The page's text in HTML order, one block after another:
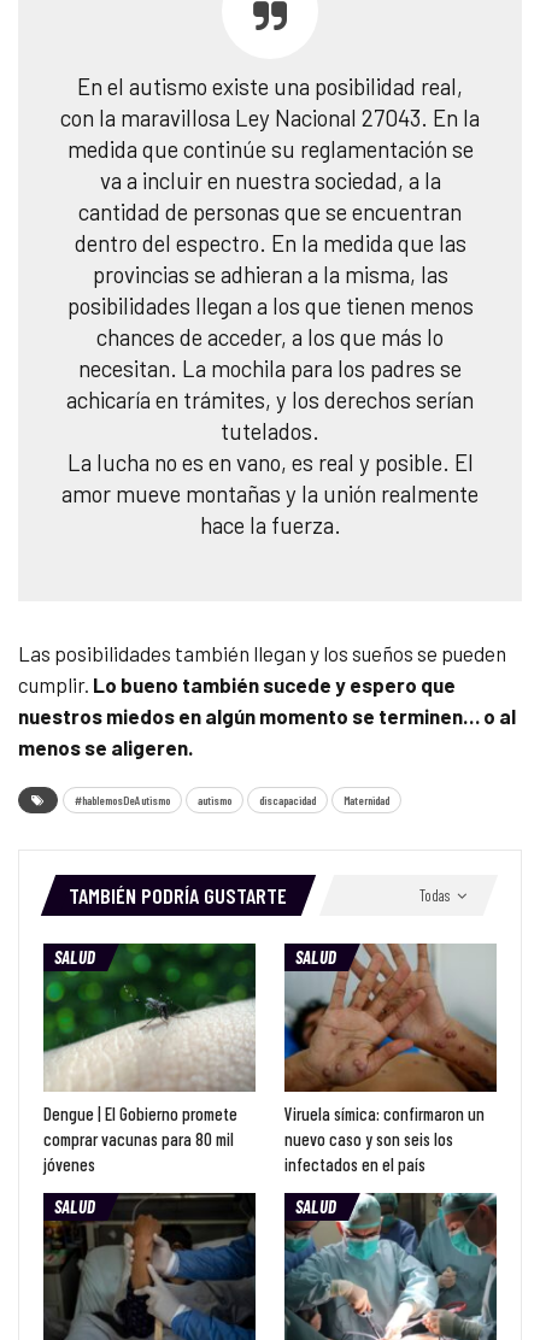
En el autismo existe una posibilidad real,
con la maravillosa Ley Nacional 27043. En la
medida que continúe su reglamentación se
va a incluir en nuestra sociedad, a la
cantidad de personas que se encuentran
dentro del espectro. En la medida que las
provincias se adhieran a la misma, las
posibilidades llegan a los que tienen menos
chances de acceder, a los que más lo
necesitan. La mochila para los padres se
achicaría en trámites, y los derechos serían
tutelados.
La lucha no es en vano, es real y posible. El
amor mueve montañas y la unión realmente
hace la fuerza.
Las posibilidades también llegan y los sueños se pueden
cumplir. Lo bueno también sucede y espero que
nuestros miedos en algún momento se terminen… o al
menos se aligeren.
#hablemosDeAutismo autismo discapacidad Maternidad
Todas
TAMBIÉN PODRÍA GUSTARTE
SALUD
Dengue | El Gobierno promete
comprar vacunas para 80 mil
jóvenes
SALUD
Viruela símica: confirmaron un
nuevo caso y son seis los
infectados en el país
SALUD
SALUD